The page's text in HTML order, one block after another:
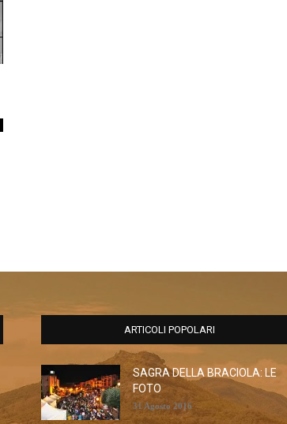
ARTICOLI POPOLARI
SAGRA DELLA BRACIOLA: LE
FOTO
31 Agosto 2016